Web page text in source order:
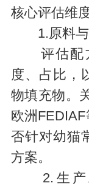
核心评估维
1.原料与
评估配方
度、占比，
物填充物。
欧洲
否针对幼猫
方案。
2.生产